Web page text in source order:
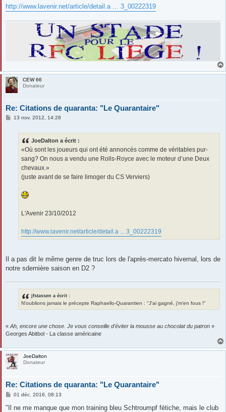
http://www.lavenir.net/article/detail.a ... 3_00222319
CEW 66
Donateur
Re: Citations de quaranta: "Le Quarantaire"
M13 nov. 2012, 14:28
JoeDalton a écrit :
«Où sont les joueurs qui ont été annoncés comme de véritables pur-
sang? On nous a vendu une Rolls-Royce avec le moteur d’une Deux
chevaux.»
(juste avant de se faire limoger du CS Verviers)
L'Avenir 23/10/2012
http://www.lavenir.net/article/detail.a ... 3_00222319
Il a pas dit le même genre de truc lors de l'après-mercato hivernal, lors de
notre sdernière saison en D2 ?
jfstassen a écrit :
N'oublions jamais le précepte Raphaello-Quarantien : "J'ai gagné, j'm'en fous !"
«Ah, encore une chose. Je vous conseille d'éviter la mousse au chocolat du patron »
Georges Abitbol - La classe américaine
JoeDalton
Donateur
Re: Citations de quaranta: "Le Quarantaire"
M
s
01 déc. 2016, 08:13
"Il ne me manque que mon training bleu Schtroumpf fétiche, mais le club